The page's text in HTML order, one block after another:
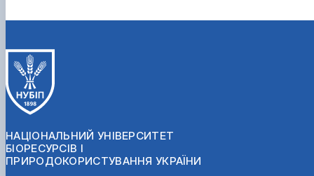
НАЦІОНАЛЬНИЙ УНІВЕРСИТЕТ
БІОРЕСУРСІВ І
ПРИРОДОКОРИСТУВАННЯ УКРАЇНИ